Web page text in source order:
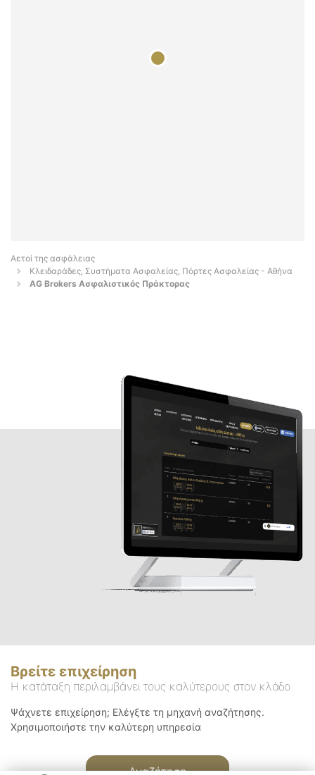
Αετοί της ασφάλειας
Κλειδαράδες, Συστήματα Ασφαλείας, Πόρτες Ασφαλείας - Αθήνα
AG Brokers Ασφαλιστικός Πράκτορας
Βρείτε επιχείρηση
Η κατάταξη περιλαμβάνει τους καλύτερους στον κλάδο
Ψάχνετε επιχείρηση; Ελέγξτε τη μηχανή αναζήτησης.
Χρησιμοποιήστε την καλύτερη υπηρεσία
Αναζήτηση